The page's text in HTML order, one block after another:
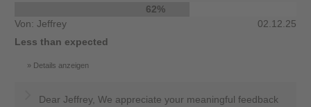
62%
Von: Jeffrey
02.12.25
Less than expected
Details anzeigen
Dear Jeffrey, We appreciate your meaningful feedback